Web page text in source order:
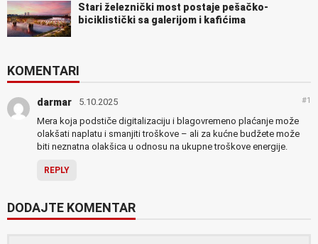
Stari železnički most postaje pešačko-
biciklistički sa galerijom i kafićima
KOMENTARI
darmar 5.10.2025 #1
Mera koja podstiče digitalizaciju i blagovremeno plaćanje može
olakšati naplatu i smanjiti troškove – ali za kućne budžete može
biti neznatna olakšica u odnosu na ukupne troškove energije.
REPLY
DODAJTE KOMENTAR